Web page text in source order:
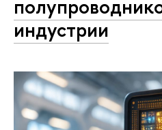
индустрии